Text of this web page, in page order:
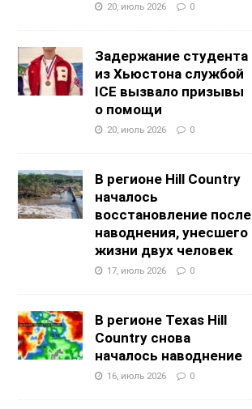
20, июль 2026 0
Задержание студента
из Хьюстона службой
ICE вызвало призывы
о помощи
20, июль 2026 0
В регионе Hill Country
началось
восстановление после
наводнения, унесшего
жизни двух человек
17, июль 2026 0
В регионе Texas Hill
Country снова
началось наводнение
16, июль 2026 0